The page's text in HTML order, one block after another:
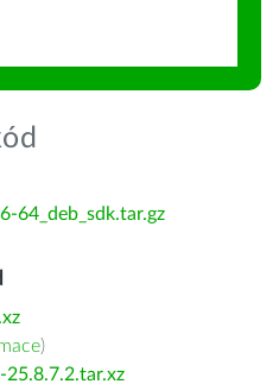
64_deb_sdk.tar.gz
)
25.8.7.2.tar.xz